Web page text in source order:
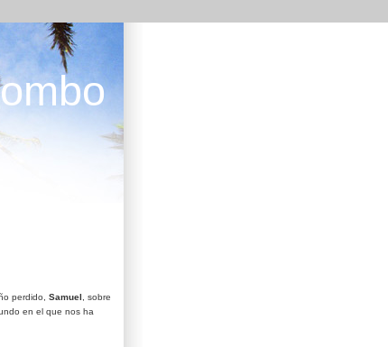
perdido, Samuel , sobre
en el que nos ha